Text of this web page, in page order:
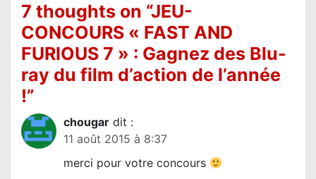
7 thoughts on “JEU-
CONCOURS « FAST AND
FURIOUS 7 » : Gagnez des Blu-
ray du film d’action de l’année
!”
chougar dit :
11 août 2015 à 8:37
merci pour votre concours